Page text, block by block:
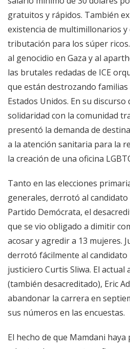
gratuitos y rápidos. También
existencia de multimillonarios
tributación para los súper
al genocidio en Gaza y al
las brutales redadas de ICE
que están destrozando
Estados Unidos. En su
solidaridad con la comunidad
presentó la demanda de
a la atención sanitaria para la
la creación de una oficina
Tanto en las elecciones
generales, derrotó al
Partido Demócrata, el
que se vio obligado a dimitir
acosar y agredir a 13 mujeres.
derrotó fácilmente al
justiciero Curtis Sliwa. El actual
(también desacreditado), Eric
abandonar la carrera en
sus números en las encuestas.
El hecho de que Mamdani